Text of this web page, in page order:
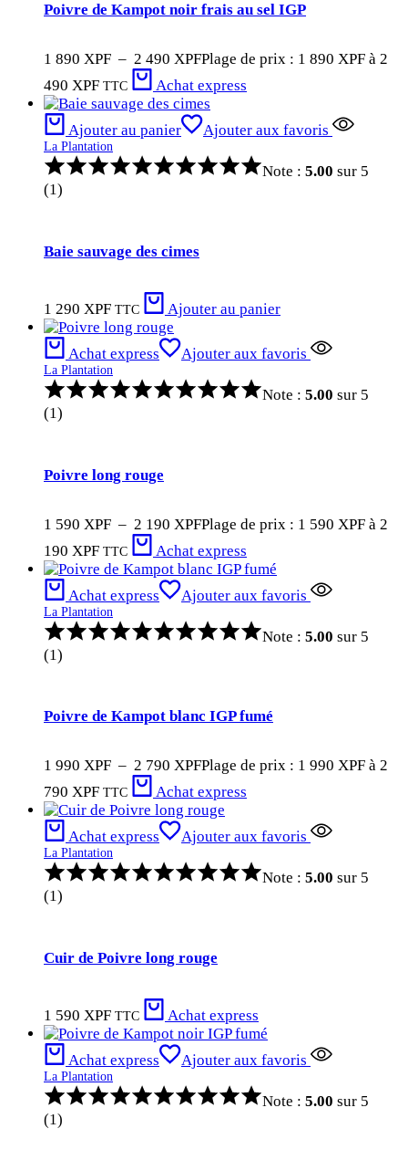
Poivre de Kampot noir frais au sel IGP
1 890 XPF – 2 490 XPFPlage de prix : 1 890 XPF à 2
490 XPF TTC Achat express
Ajouter au panier Ajouter aux favoris
La Plantation
Note : 5.00 sur 5
(1)
Baie sauvage des cimes
1 290 XPF TTC Ajouter au panier
Achat express Ajouter aux favoris
La Plantation
Note : 5.00 sur 5
(1)
Poivre long rouge
1 590 XPF – 2 190 XPFPlage de prix : 1 590 XPF à 2
190 XPF TTC Achat express
Achat express Ajouter aux favoris
La Plantation
Note : 5.00 sur 5
(1)
Poivre de Kampot blanc IGP fumé
1 990 XPF – 2 790 XPFPlage de prix : 1 990 XPF à 2
790 XPF TTC Achat express
Achat express Ajouter aux favoris
La Plantation
Note : 5.00 sur 5
(1)
Cuir de Poivre long rouge
1 590 XPF TTC Achat express
Achat express Ajouter aux favoris
La Plantation
Note : 5.00 sur 5
(1)